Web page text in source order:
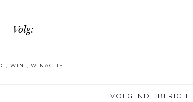
Volg:
, WIN! , WINACTIE
VOLGENDE BERICHT